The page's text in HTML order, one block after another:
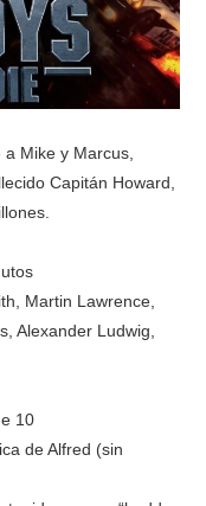
Mike y Marcus,
Capitán Howard,
Martin Lawrence,
Alexander Ludwig,
10
de Alfred (sin